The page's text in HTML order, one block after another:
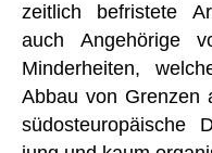
zeitlich befristete
auch Angehörige
Minderheiten,
Abbau von Grenzen
südosteuropäische